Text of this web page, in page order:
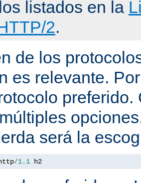
listados en la
2.
de los
es relevante.
preferido.
será la
/1.1 h2